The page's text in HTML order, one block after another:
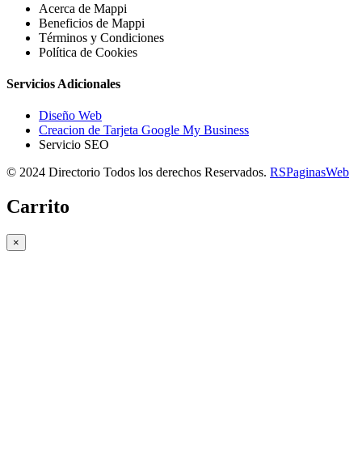
Acerca de Mappi
Beneficios de Mappi
Términos y Condiciones
Política de Cookies
Servicios Adicionales
Diseño Web
Creacion de Tarjeta Google My Business
Servicio SEO
© 2024 Directorio Todos los derechos Reservados. RSPaginasWeb
Carrito
×